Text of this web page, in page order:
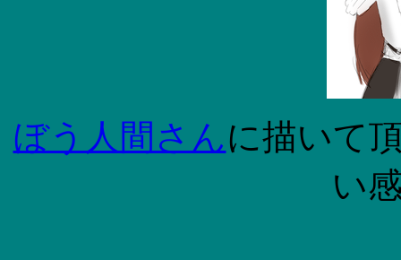
ぼう人間さんに描いて
い